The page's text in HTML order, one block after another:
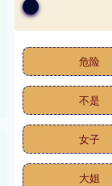
危险
不是
女子
大姐